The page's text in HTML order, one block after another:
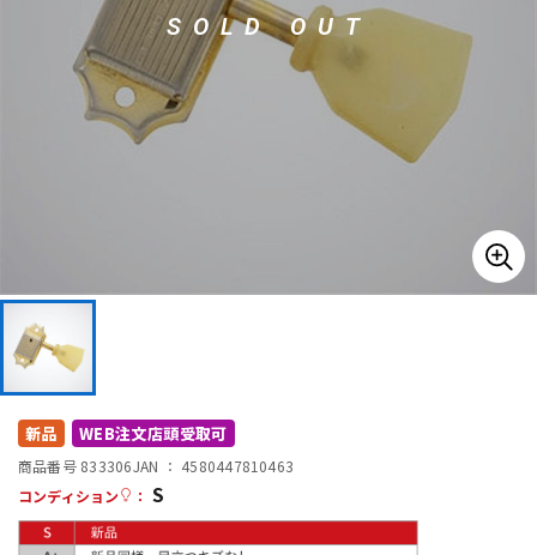
キーボード
管楽器 その他楽器
配信/ライブ機器
SOLD OUT
新品 WEB注文店頭受取可
商品番号 833306JAN ： 4580447810463
コンディション
： S